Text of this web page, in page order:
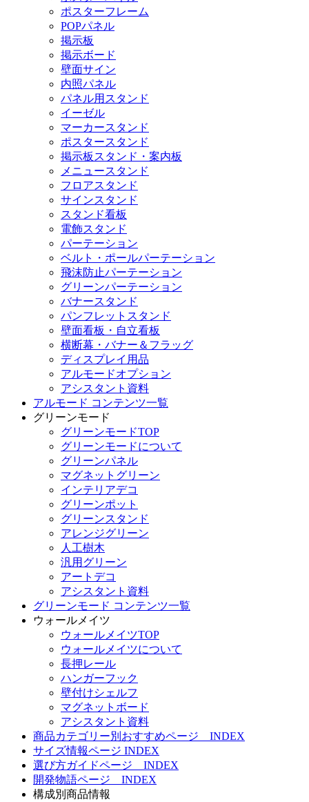
ポスターフレーム
POPパネル
掲示板
掲示ボード
壁面サイン
内照パネル
パネル用スタンド
イーゼル
マーカースタンド
ポスタースタンド
掲示板スタンド・案内板
メニュースタンド
フロアスタンド
サインスタンド
スタンド看板
電飾スタンド
パーテーション
ベルト・ポールパーテーション
飛沫防止パーテーション
グリーンパーテーション
バナースタンド
パンフレットスタンド
壁面看板・自立看板
横断幕・バナー＆フラッグ
ディスプレイ用品
アルモードオプション
アシスタント資料
アルモード コンテンツ一覧
グリーンモード
グリーンモードTOP
グリーンモードについて
グリーンパネル
マグネットグリーン
インテリアデコ
グリーンポット
グリーンスタンド
アレンジグリーン
人工樹木
汎用グリーン
アートデコ
アシスタント資料
グリーンモード コンテンツ一覧
ウォールメイツ
ウォールメイツTOP
ウォールメイツについて
長押レール
ハンガーフック
壁付けシェルフ
マグネットボード
アシスタント資料
商品カテゴリー別おすすめページ INDEX
サイズ情報ページ INDEX
選び方ガイドページ INDEX
開発物語ページ INDEX
構成別商品情報